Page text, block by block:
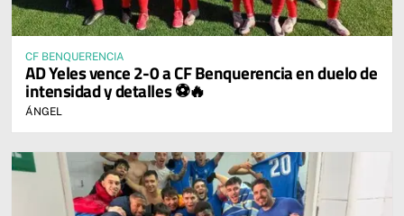
CF BENQUERENCIA
AD Yeles vence 2-0 a CF Benquerencia en duelo de
intensidad y detalles ⚽🔥
ÁNGEL